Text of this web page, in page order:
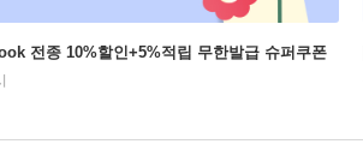
전종 10%할인+5%적립 무한발급 슈퍼쿠폰